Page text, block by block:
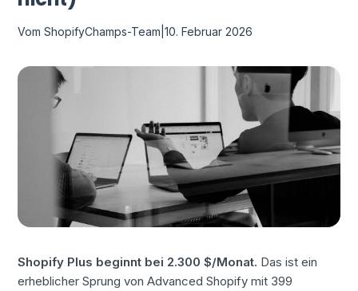
Vom ShopifyChamps-Team |10. Februar 2026
Shopify Plus beginnt bei 2.300 $/Monat. Das ist ein
erheblicher Sprung von Advanced Shopify mit 399